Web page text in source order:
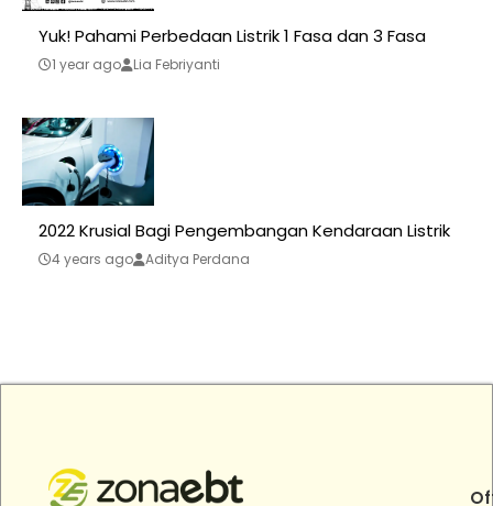
Yuk! Pahami Perbedaan Listrik 1 Fasa dan 3 Fasa
1 year ago Lia Febriyanti
2022 Krusial Bagi Pengembangan Kendaraan Listrik
4 years ago Aditya Perdana